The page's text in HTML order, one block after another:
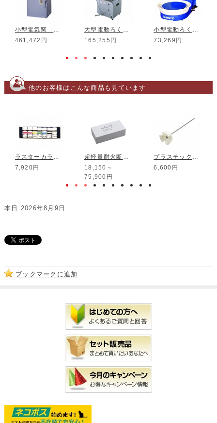
小型電気窯 DMT-01
461,472円
大型電動ろくろ RK-3D
165,255円
小型電動ろくろ RK-5T
73,269円
他のお客様はこんな商品も見ています
ラスターカラー セット
7,920円
超軽量耐火断熱レンガ LBK-28
18,150～
75,900円
プラスチックスクリュー 大
6,600円
本日 2026年8月9日
ブックマークに追加